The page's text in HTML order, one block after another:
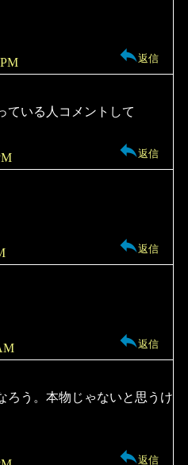
返信
ている人コメントして
返信
返信
返信
ろう。本物じゃないと思うけ
返信